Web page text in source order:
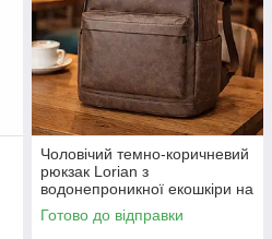
Чоловічий темно-коричневий
рюкзак Lorian з
водонепроникної екошкіри на
регульованих лямках LR
4128 BND
Готово до відправки